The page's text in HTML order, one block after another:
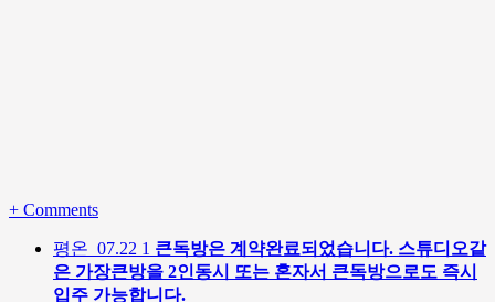
+ Comments
평온 07.22 1 큰독방은 계약완료되었습니다. 스튜디오같
은 가장큰방을 2인동시 또는 혼자서 큰독방으로도 즉시
입주 가능합니다.